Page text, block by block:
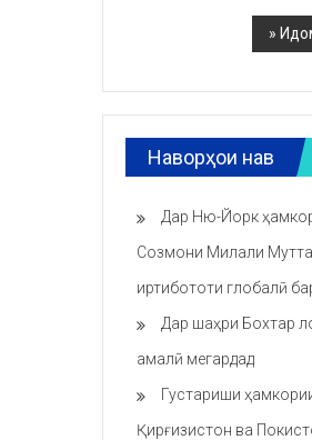
Наворҳои нав
Дар Ню-Йорк
Созмони Милали
иртибототи глобалӣ
Дар шаҳри Бохтар
амалӣ мегардад
Густариши
Қирғизистон ва